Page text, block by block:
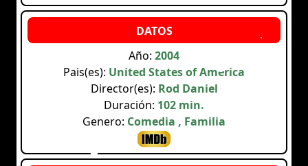
Año: 2004
Pais(es): United States of America
Director(es): Rod Daniel
Duración: 102 min.
Genero: Comedia , Familia